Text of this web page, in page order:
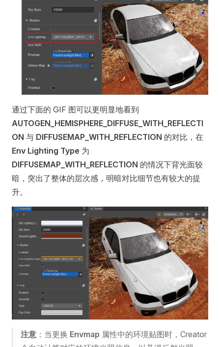
通过下面的 GIF 图可以更明显地看到
AUTOGEN_HEMISPHERE_DIFFUSE_WITH_REFLECTI
ON 与 DIFFUSEMAP_WITH_REFLECTION 的对比，在
Env Lighting Type 为
DIFFUSEMAP_WITH_REFLECTION 的情况下背光面较
暗，突出了整体的层次感，明暗对比细节也有较大的提
升。
注意 ：当更换 Envmap 属性中的环境贴图时，Creator